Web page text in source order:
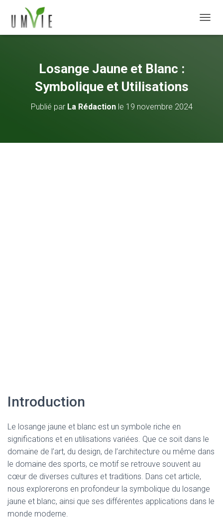
Losange Jaune et Blanc :
Symbolique et Utilisations
Publié par La Rédactionle 19 novembre 2024
Introduction
Le losange jaune et blanc est un symbole riche en
significations et en utilisations variées. Que ce soit dans le
domaine de l’art, du design, de l’architecture ou même dans
le domaine des sports, ce motif se retrouve souvent au
cœur de diverses cultures et traditions. Dans cet article,
nous explorerons en profondeur la symbolique du losange
jaune et blanc, ainsi que ses différentes applications dans le
monde moderne.